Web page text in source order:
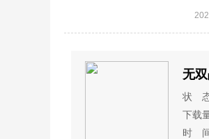
无
状 态
下载
时 间